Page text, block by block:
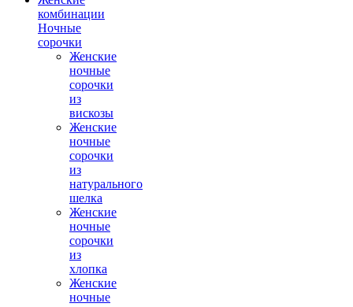
комбинации
Ночные
сорочки
Женские
ночные
сорочки
из
вискозы
Женские
ночные
сорочки
из
натурального
шелка
Женские
ночные
сорочки
из
хлопка
Женские
ночные